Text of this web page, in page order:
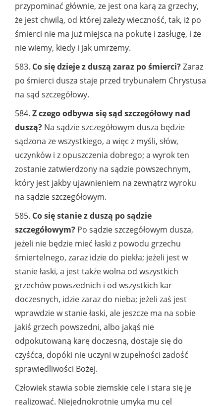
przypominać głównie, ze jest ona karą za grzechy,
że jest chwilą, od której zależy wieczność, tak, iż po
śmierci nie ma już miejsca na pokutę i zasługę, i że
nie wiemy, kiedy i jak umrzemy.
583. Co się dzieje z duszą zaraz po śmierci?Zaraz
po śmierci dusza staje przed trybunałem Chrystusa
na sąd szczegółowy.
584. Z czego odbywa się sąd szczegółowy nad
duszą? Na sądzie szczegółowym dusza będzie
sądzona ze wszystkiego, a więc z myśli, słów,
uczynków i z opuszczenia dobrego; a wyrok ten
zostanie zatwierdzony na sądzie powszechnym,
który jest jakby ujawnieniem na zewnątrz wyroku
na sądzie szczegółowym.
585. Co się stanie z duszą po sądzie
szczegółowym? Po sądzie szczegółowym dusza,
jeżeli nie będzie mieć łaski z powodu grzechu
śmiertelnego, zaraz idzie do piekła; jeżeli jest w
stanie łaski, a jest także wolna od wszystkich
grzechów powszednich i od wszystkich kar
doczesnych, idzie zaraz do nieba; jeżeli zaś jest
wprawdzie w stanie łaski, ale jeszcze ma na sobie
jakiś grzech powszedni, albo jakąś nie
odpokutowaną karę doczesną, dostaje się do
czyśćca, dopóki nie uczyni w zupełności zadość
sprawiedliwości Bożej.
Człowiek stawia sobie ziemskie cele i stara się je
realizować. Niejednokrotnie umyka mu cel